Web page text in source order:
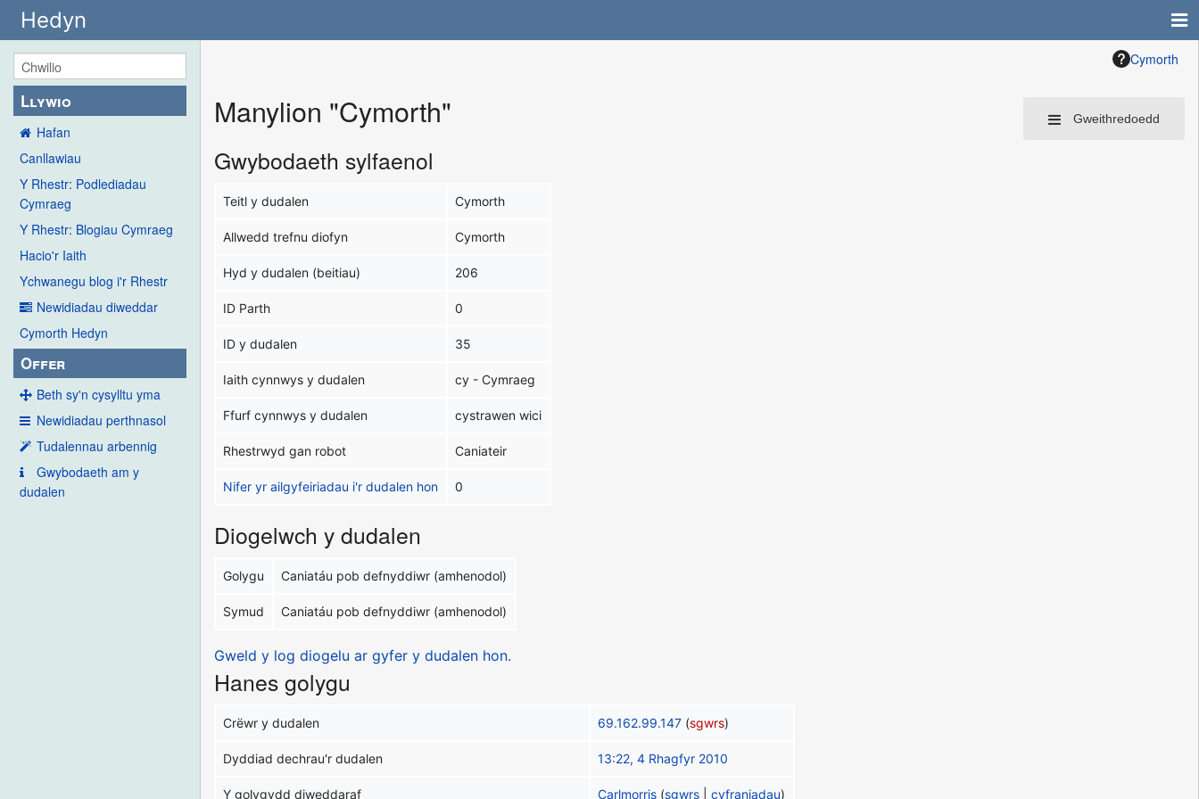
Hedyn
Llywio
Hafan
Canllawiau
Y Rhestr: Podlediadau
Cymraeg
Y Rhestr: Blogiau Cymraeg
Hacio'r Iaith
Ychwanegu blog i'r Rhestr
Newidiadau diweddar
Cymorth Hedyn
Offer
Beth sy'n cysylltu yma
Newidiadau perthnasol
Tudalennau arbennig
Gwybodaeth am y
dudalen
Cymorth
Gweithredoedd
Manylion "Cymorth"
Gwybodaeth sylfaenol
Teitl y dudalen Cymorth
Allwedd trefnu diofyn Cymorth
Hyd y dudalen (beitiau) 206
ID Parth 0
ID y dudalen 35
Iaith cynnwys y dudalen cy - Cymraeg
Ffurf cynnwys y dudalen cystrawen wici
Rhestrwyd gan robot Caniateir
Nifer yr ailgyfeiriadau i'r dudalen hon 0
Diogelwch y dudalen
Golygu Caniatáu pob defnyddiwr (amhenodol)
Symud Caniatáu pob defnyddiwr (amhenodol)
Gweld y log diogelu ar gyfer y dudalen hon.
Hanes golygu
Crëwr y dudalen 69.162.99.147 (sgwrs)
Dyddiad dechrau'r dudalen 13:22, 4 Rhagfyr 2010
Y golygydd diweddaraf Carlmorris (sgwrs |cyfraniadau)